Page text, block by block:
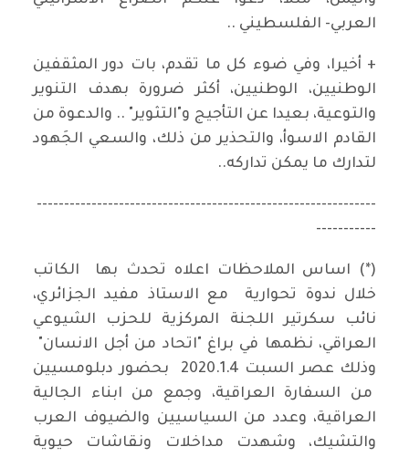
العربي- الفلسطيني ..
+ أخيرا، وفي ضوء كل ما تقدم، بات دور المثقفين
الوطنيين، الوطنيين، أكثر ضرورة بهدف التنوير
والتوعية، بعيدا عن التأجيج و"التثوير" .. والدعوة من
القادم الاسوأ، والتحذير من ذلك، والسعي الجَهود
لتدارك ما يمكن تداركه..
--------------------------------------------------------------
-----------
(*) اساس الملاحظات اعلاه تحدث بها الكاتب
خلال ندوة تحوارية مع الاستاذ مفيد الجزائري،
نائب سكرتير اللجنة المركزية للحزب الشيوعي
العراقي، نظمها في براغ "اتحاد من أجل الانسان"
وذلك عصر السبت 2020.1.4 بحضور دبلومسيين
من السفارة العراقية، وجمع من ابناء الجالية
العراقية، وعدد من السياسيين والضيوف العرب
والتشيك، وشهدت مداخلات ونقاشات حيوية